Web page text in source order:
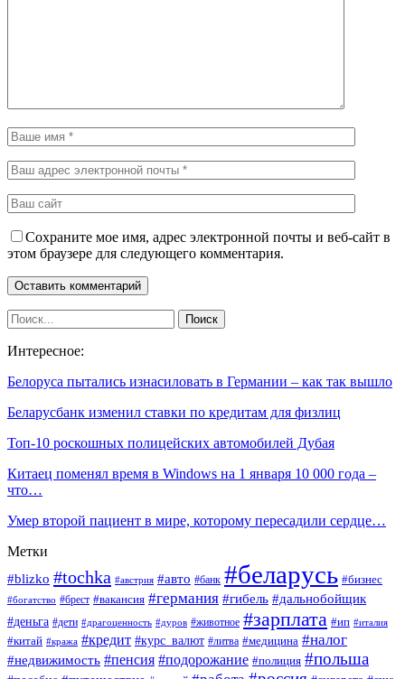
Сохраните мое имя, адрес электронной почты и веб-сайт в
этом браузере для следующего комментария.
Интересное:
Белоруса пытались изнасиловать в Германии – как так вышло
Беларусбанк изменил ставки по кредитам для физлиц
Топ-10 роскошных полицейских автомобилей Дубая
Китаец поменял время в Windows на 1 января 10 000 года –
что…
Умер второй пациент в мире, которому пересадили сердце…
Метки
#blizko #tochka #австрия #авто #банк #беларусь #бизнес
#богатство #брест #вакансия #германия #гибель #дальнобойщик
#деньга #дети #драгоценность #дуров #животное #зарплата #ип #италия
#китай #кража #кредит #курс_валют #литва #медицина #налог
#недвижимость #пенсия #подорожание #полиция #польша